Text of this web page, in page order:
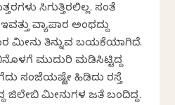
ಸಿಗುತ್ತಿರಲಿಲ್ಲ. ಸಂತೆ
ವ್ಯಾಪಾರ ಅಂಥದ್ದು
ಮೀನು ತಿನ್ನುವ ಬಯಕೆಯಾಗಿದೆ.
ಮುದುರಿ ಮಡಿಸಿಟ್ಟಿದ್ದ
ಸಂಜೆಯಷ್ಟೇ ಹಿಡಿದು ರಸ್ತೆ
ಜಿಲೇಬಿ ಮೀನುಗಳ ಜತೆ ಬಂದಿದ್ದ.